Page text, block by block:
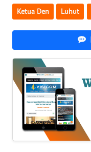
Ketua Den Luhut
WN
NTB
WN
SULBAR
WN
BABEL